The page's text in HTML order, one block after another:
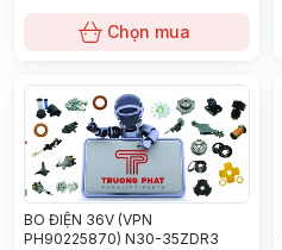
Chọn mua
BO ĐIỆN 36V (VPN
PH90225870) N30-35ZDR3